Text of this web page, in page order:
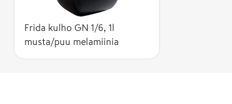
Frida kulho GN 1/6, 1l
musta/puu melamiinia